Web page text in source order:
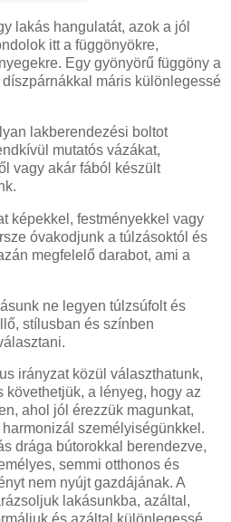
lakás hangulatát, azok a jól
itt a függönyökre,
Egy gyönyörű függöny a
máris különlegessé
lakberendezési boltot
mutatós vázákat,
vagy akár fából készült
képekkel, festményekkel vagy
óvakodjunk a túlzásoktól és
megfelelő darabot, ami a
ne legyen túlzsúfolt és
stílusban és színben
irányzat közül választhatunk,
követhetjük, a lényeg, hogy az
ahol jól érezzük magunkat,
személyiségünkkel.
drága bútorokkal berendezve,
semmi otthonos és
nem nyújt gazdájának. A
lakásunkba, azáltal,